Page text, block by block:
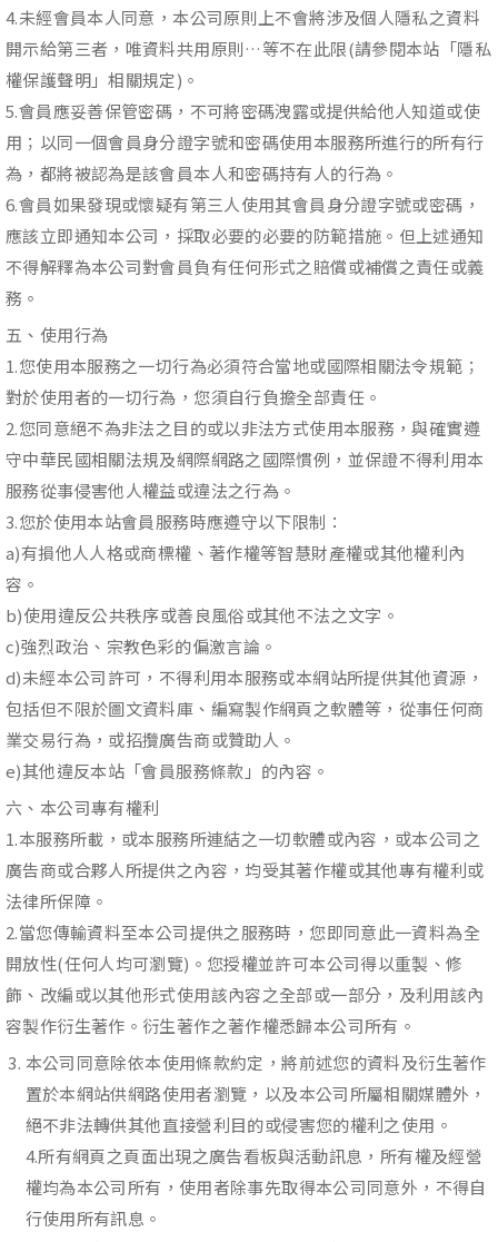
4.未經會員本人同意，本公司原則上不會將涉及個人隱私之資料
開示給第三者，唯資料共用原則…等不在此限(請參閱本站「隱私
權保護聲明」相關規定)。
5.會員應妥善保管密碼，不可將密碼洩露或提供給他人知道或使
用；以同一個會員身分證字號和密碼使用本服務所進行的所有行
為，都將被認為是該會員本人和密碼持有人的行為。
6.會員如果發現或懷疑有第三人使用其會員身分證字號或密碼，
應該立即通知本公司，採取必要的必要的防範措施。但上述通知
不得解釋為本公司對會員負有任何形式之賠償或補償之責任或義
務。
五、使用行為
1.您使用本服務之一切行為必須符合當地或國際相關法令規範；
對於使用者的一切行為，您須自行負擔全部責任。
2.您同意絕不為非法之目的或以非法方式使用本服務，與確實遵
守中華民國相關法規及網際網路之國際慣例，並保證不得利用本
服務從事侵害他人權益或違法之行為。
3.您於使用本站會員服務時應遵守以下限制：
a)有損他人人格或商標權、著作權等智慧財產權或其他權利內
容。
b)使用違反公共秩序或善良風俗或其他不法之文字。
c)強烈政治、宗教色彩的偏激言論。
d)未經本公司許可，不得利用本服務或本網站所提供其他資源，
包括但不限於圖文資料庫、編寫製作網頁之軟體等，從事任何商
業交易行為，或招攬廣告商或贊助人。
e)其他違反本站「會員服務條款」的內容。
六、本公司專有權利
1.本服務所載，或本服務所連結之一切軟體或內容，或本公司之
廣告商或合夥人所提供之內容，均受其著作權或其他專有權利或
法律所保障。
2.當您傳輸資料至本公司提供之服務時，您即同意此一資料為全
開放性(任何人均可瀏覽)。您授權並許可本公司得以重製、修
飾、改編或以其他形式使用該內容之全部或一部分，及利用該內
容製作衍生著作。衍生著作之著作權悉歸本公司所有。
本公司同意除依本使用條款約定，將前述您的資料及衍生著作
置於本網站供網路使用者瀏覽，以及本公司所屬相關媒體外，
絕不非法轉供其他直接營利目的或侵害您的權利之使用。
4.所有網頁之頁面出現之廣告看板與活動訊息，所有權及經營
權均為本公司所有，使用者除事先取得本公司同意外，不得自
行使用所有訊息。